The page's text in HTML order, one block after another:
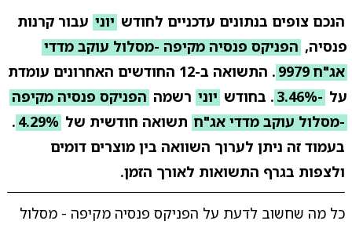
הנכם צופים בנתונים עדכניים לחודש יוני עבור קרנות
פנסיה, הפניקס פנסיה מקיפה -מסלול עוקב מדדי
אג"ח 9979
. התשואה ב-12 החודשים האחרונים עומדת
על -3.46% . בחודש יוני רשמה הפניקס פנסיה מקיפה
-מסלול עוקב מדדי אג"ח תשואה חודשית של 4.29%
.
בעמוד זה ניתן לערוך השוואה בין מוצרים דומים
ולצפות בגרף התשואות לאורך הזמן.
כל מה שחשוב לדעת על הפניקס פנסיה מקיפה - מסלול